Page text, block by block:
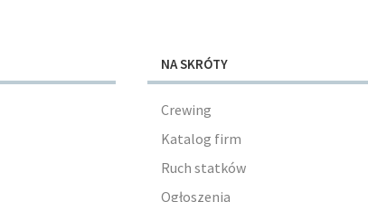
NA SKRÓTY
Crewing
Katalog firm
Ruch statków
Ogłoszenia